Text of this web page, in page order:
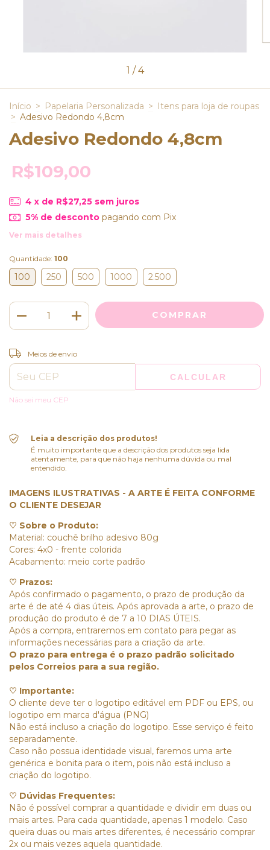
1 /4
Início > Papelaria Personalizada > Itens para loja de roupas
> Adesivo Redondo 4,8cm
Adesivo Redondo 4,8cm
R$109,00
4 x de R$27,25 sem juros
5% de descontopagando com Pix
Ver mais detalhes
Quantidade: 100
100 250 500 1000 2.500
Entregas para o CEP:
Meios de envio
CALCULAR
Não sei meu CEP
Leia a descrição dos produtos!
É muito importante que a descrição dos produtos seja lida
atentamente, para que não haja nenhuma dúvida ou mal
entendido.
IMAGENS ILUSTRATIVAS - A ARTE É FEITA CONFORME
O CLIENTE DESEJAR
♡ Sobre o Produto:
Material: couchê brilho adesivo 80g
Cores: 4x0 - frente colorida
Acabamento: meio corte padrão
♡ Prazos:
Após confirmado o pagamento, o prazo de produção da
arte é de até 4 dias úteis. Após aprovada a arte, o prazo de
produção do produto é de 7 a 10 DIAS ÚTEIS.
Após a compra, entraremos em contato para pegar as
informações necessárias para a criação da arte.
O prazo para entrega é o prazo padrão solicitado
pelos Correios para a sua região.
♡ Importante:
O cliente deve ter o logotipo editável em PDF ou EPS, ou
logotipo em marca d'água (PNG)
Não está incluso a criação do logotipo. Esse serviço é feito
separadamente.
Caso não possua identidade visual, faremos uma arte
genérica e bonita para o item, pois não está incluso a
criação do logotipo.
♡ Dúvidas Frequentes:
Não é possível comprar a quantidade e dividir em duas ou
mais artes. Para cada quantidade, apenas 1 modelo. Caso
queira duas ou mais artes diferentes, é necessário comprar
2x ou mais vezes aquela quantidade.